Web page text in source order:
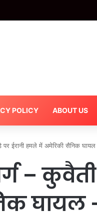
के बयान को लेकर अखिलेश ने बीजेपी
POLICY ABOUT US
ईरानी हमले में अमेरिकी सैनिक
– कुवैती
घायल –